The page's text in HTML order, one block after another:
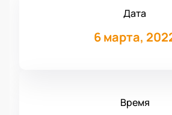
Дата
6 марта,
Время